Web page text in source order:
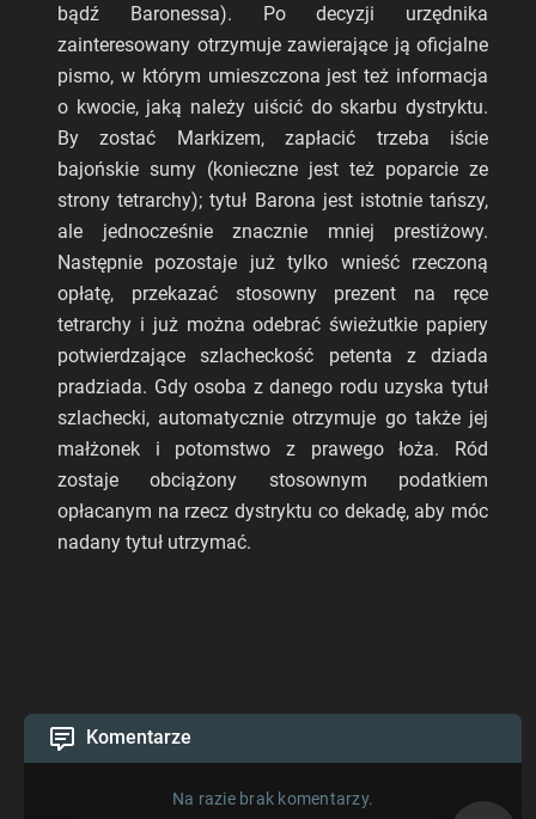
bądź Baronessa). Po decyzji urzędnika
zainteresowany otrzymuje zawierające ją oficjalne
pismo, w którym umieszczona jest też informacja
o kwocie, jaką należy uiścić do skarbu dystryktu.
By zostać Markizem, zapłacić trzeba iście
bajońskie sumy (konieczne jest też poparcie ze
strony tetrarchy); tytuł Barona jest istotnie tańszy,
ale jednocześnie znacznie mniej prestiżowy.
Następnie pozostaje już tylko wnieść rzeczoną
opłatę, przekazać stosowny prezent na ręce
tetrarchy i już można odebrać świeżutkie papiery
potwierdzające szlacheckość petenta z dziada
pradziada. Gdy osoba z danego rodu uzyska tytuł
szlachecki, automatycznie otrzymuje go także jej
małżonek i potomstwo z prawego łoża. Ród
zostaje obciążony stosownym podatkiem
opłacanym na rzecz dystryktu co dekadę, aby móc
nadany tytuł utrzymać.
Komentarze
Na razie brak komentarzy.